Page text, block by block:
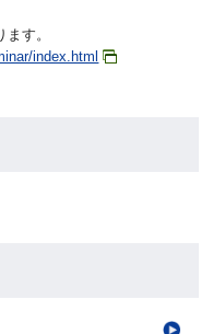
す。
index.html